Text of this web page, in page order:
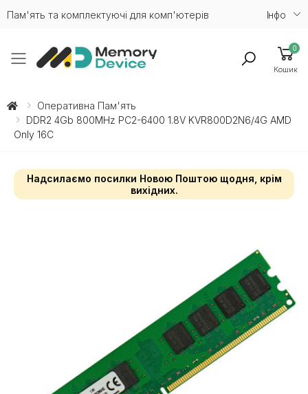
Пам'ять та комплектуючі для комп'ютерів Iнфо
Toggle mobile menu
0
Кошик
Оперативна Пам'ять
DDR2 4Gb 800MHz PC2-6400 1.8V KVR800D2N6/4G AMD
Only 16C
Надсилаємо посилки Новою Поштою щодня, крім
вихідних.